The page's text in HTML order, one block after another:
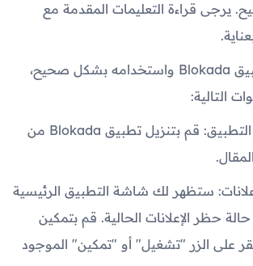
يرجى قراءة التعليمات المقدمة مع
للاستفادة من تطبيق Blokada واستخدامه بشكل صحيح،
التالية:
1. تحميل وتثبيت التطبيق: قم بتنزيل تطبيق Blokada من
ستظهر لك شاشة التطبيق الرئيسية
حظر الإعلانات الحالية. قم بتمكين
على الزر "تشغيل" أو "تمكين" الموجود